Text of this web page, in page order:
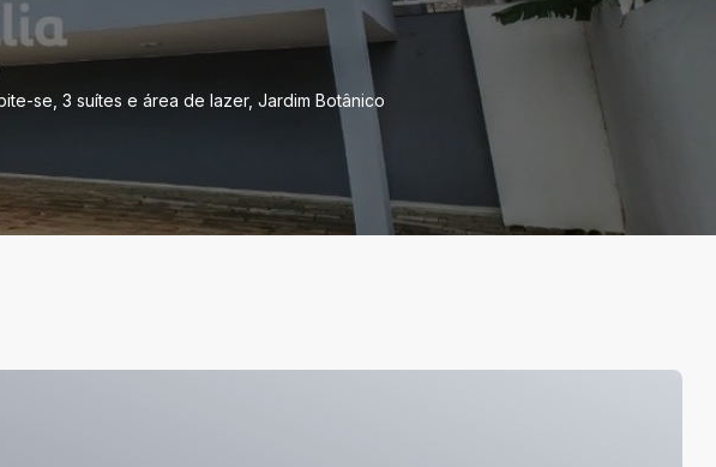
se, 3 suítes e área de lazer, Jardim Botânico